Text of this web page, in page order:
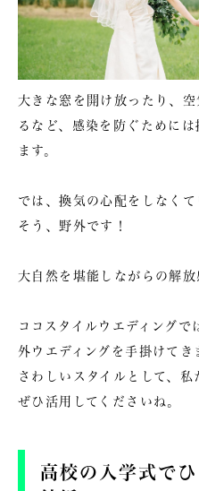
大きな窓を開け放ったり、
るなど、感染を防ぐために
ます。
では、換気の心配をしなく
そう、野外です！
大自然を堪能しながらの解放
ココスタイルウエディング
外ウエディングを手掛けて
さわしいスタイルとして、
ぜひ活用してくださいね。
高校の入学式で